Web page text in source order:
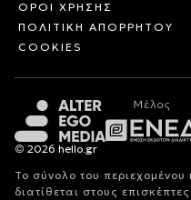
ΟΡΟΙ ΧΡΗΣΗΣ
ΠΟΛΙΤΙΚΗ ΑΠΟΡΡΗΤΟΥ
COOKIES
© 2026 hello.gr
Το σύνολο του
διατίθεται στους